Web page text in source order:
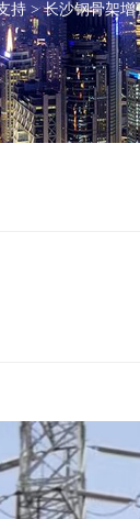
持>长沙钢骨架